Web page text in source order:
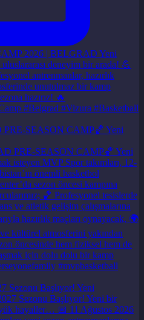
SEASON CAMP🏀 Yeni
Sezonu Başlıyor! Yeni